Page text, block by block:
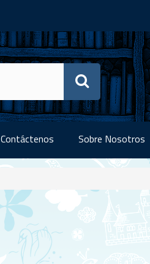
Contáctenos Sobre Nosotros